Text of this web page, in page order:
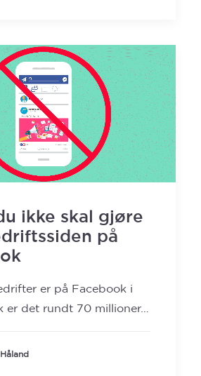
ikke skal gjøre
på
er på Facebook i
er det rundt 70 millioner…